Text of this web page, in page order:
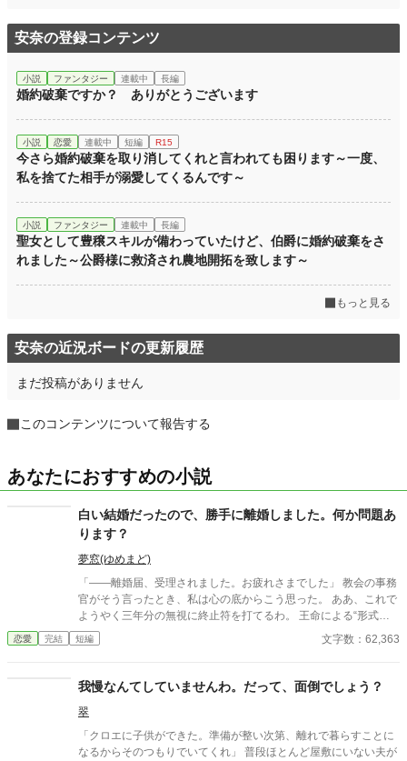
安奈の登録コンテンツ
小説 ファンタジー 連載中 長編
婚約破棄ですか？ ありがとうございます
小説 恋愛 連載中 短編 R15
今さら婚約破棄を取り消してくれと言われても困ります～一度、
私を捨てた相手が溺愛してくるんです～
小説 ファンタジー 連載中 長編
聖女として豊穣スキルが備わっていたけど、伯爵に婚約破棄をさ
れました～公爵様に救済され農地開拓を致します～
もっと見る
安奈の近況ボードの更新履歴
まだ投稿がありません
このコンテンツについて報告する
あなたにおすすめの小説
白い結婚だったので、勝手に離婚しました。何か問題あ
ります？
夢窓(ゆめまど)
「――離婚届、受理されました。お疲れさまでした」 教会の事務
官がそう言ったとき、私は心の底からこう思った。 ああ、これで
ようやく三年分の無視に終止符を打てるわ。 王命による“形式結
婚”。 夫の顔も知らず、手紙もなし、戦地から帰ってきたという
噂すらない。 だから、はい、離婚。勝手に。 白い結婚だったの
恋愛 完結 短編 文字数：62,363
我慢なんてしていませんわ。だって、面倒でしょう？
翠
「クロエに子供ができた。準備が整い次第、離れで暮らすことに
なるからそのつもりでいてくれ」 普段ほとんど屋敷にいない夫が